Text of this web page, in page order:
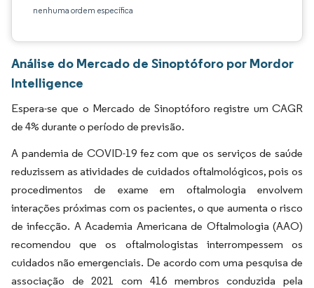
nenhuma ordem específica
Análise do Mercado de Sinoptóforo por Mordor
Intelligence
Espera-se que o Mercado de Sinoptóforo registre um CAGR
de 4% durante o período de previsão.
A pandemia de COVID-19 fez com que os serviços de saúde
reduzissem as atividades de cuidados oftalmológicos, pois os
procedimentos de exame em oftalmologia envolvem
interações próximas com os pacientes, o que aumenta o risco
de infecção. A Academia Americana de Oftalmologia (AAO)
recomendou que os oftalmologistas interrompessem os
cuidados não emergenciais. De acordo com uma pesquisa de
associação de 2021 com 416 membros conduzida pela